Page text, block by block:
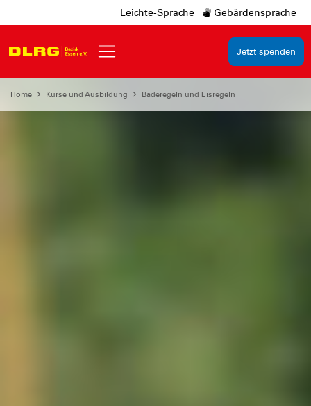
Leichte-Sprache Gebärdensprache
Jetzt spenden
Home Kurse und Ausbildung Baderegeln und Eisregeln